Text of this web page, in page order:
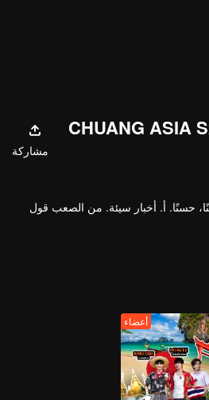
CHUANG ASIA
مشاركة
حسنًا. أ. أخبار سيئة. من الصعب قول
أعضاء